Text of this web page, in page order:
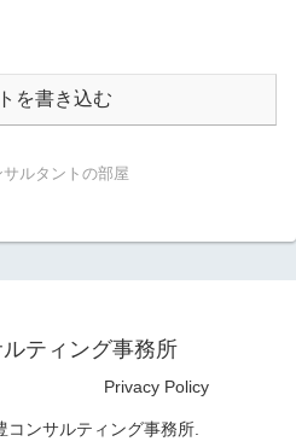
を書き込む
ルタントの部屋
ティング事務所
Privacy Policy
ンサルティング事務所.